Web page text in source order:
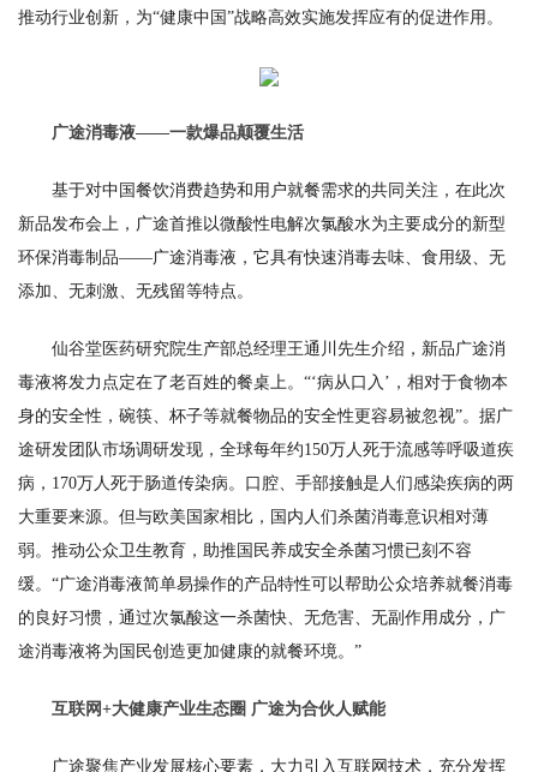
推动行业创新，为“健康中国”战略高效实施发挥应有的促进作用。
广途消毒液——一款爆品颠覆生活
基于对中国餐饮消费趋势和用户就餐需求的共同关注，在此次
新品发布会上，广途首推以微酸性电解次氯酸水为主要成分的新型
环保消毒制品——广途消毒液，它具有快速消毒去味、食用级、无
添加、无刺激、无残留等特点。
仙谷堂医药研究院生产部总经理王通川先生介绍，新品广途消
毒液将发力点定在了老百姓的餐桌上。“‘病从口入’，相对于食物本
身的安全性，碗筷、杯子等就餐物品的安全性更容易被忽视”。据广
途研发团队市场调研发现，全球每年约150万人死于流感等呼吸道疾
病，170万人死于肠道传染病。口腔、手部接触是人们感染疾病的两
大重要来源。但与欧美国家相比，国内人们杀菌消毒意识相对薄
弱。推动公众卫生教育，助推国民养成安全杀菌习惯已刻不容
缓。“广途消毒液简单易操作的产品特性可以帮助公众培养就餐消毒
的良好习惯，通过次氯酸这一杀菌快、无危害、无副作用成分，广
途消毒液将为国民创造更加健康的就餐环境。”
互联网+大健康产业生态圈 广途为合伙人赋能
广途聚焦产业发展核心要素，大力引入互联网技术，充分发挥